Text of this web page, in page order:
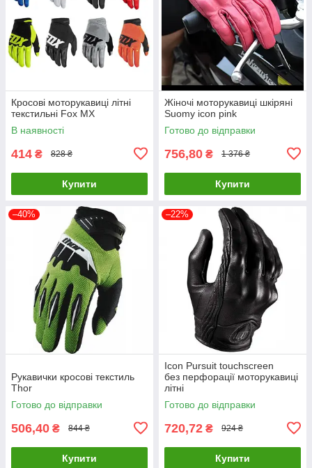
Кросові моторукавиці літні
текстильні Fox MX
В наявності
414 ₴ 828 ₴
Купити
Жіночі моторукавиці шкіряні
Suomy icon pink
Готово до відправки
756,80 ₴ 1 376 ₴
Купити
–40%
Рукавички кросові текстиль
Thor
Готово до відправки
506,40 ₴ 844 ₴
Купити
–22%
Icon Pursuit touchscreen
без перфорації моторукавиці
літні
Готово до відправки
720,72 ₴ 924 ₴
Купити